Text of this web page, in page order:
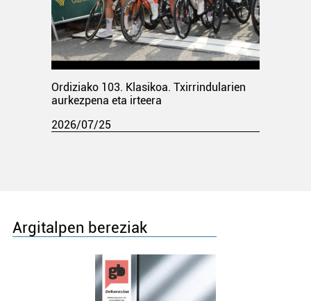
Ordiziako 103. Klasikoa. Txirrindularien
aurkezpena eta irteera
2026/07/25
Argitalpen bereziak